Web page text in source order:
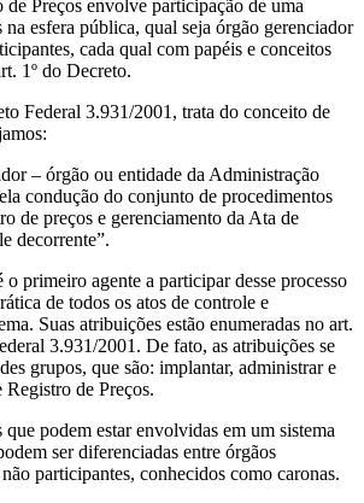
de Preços envolve participação de uma
na esfera pública, qual seja órgão gerenciador
cada qual com papéis e conceitos
1º do Decreto.
Federal 3.931/2001, trata do conceito de
– órgão ou entidade da Administração
condução do conjunto de procedimentos
de preços e gerenciamento da Ata de
decorrente”.
primeiro agente a participar desse processo
de todos os atos de controle e
Suas atribuições estão enumeradas no art.
3.931/2001. De fato, as atribuições se
grupos, que são: implantar, administrar e
de Preços.
podem estar envolvidas em um sistema
ser diferenciadas entre órgãos
participantes, conhecidos como caronas.